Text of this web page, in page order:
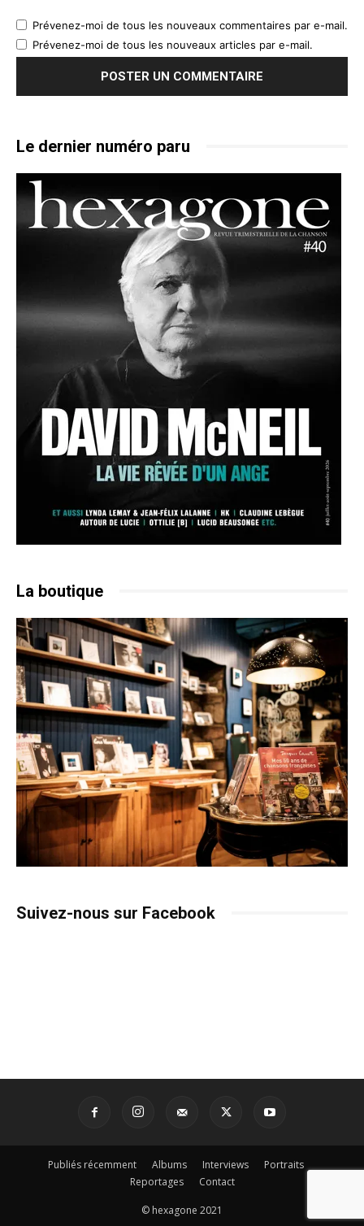
Prévenez-moi de tous les nouveaux commentaires par e-mail.
Prévenez-moi de tous les nouveaux articles par e-mail.
Le dernier numéro paru
La boutique
Suivez-nous sur Facebook
Publiés récemment Albums Interviews
Portraits
Reportages
Contact
© hexagone 2021